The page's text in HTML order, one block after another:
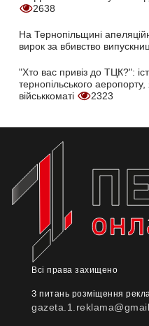
2638
На Тернопільщині
вирок за вбивство
"Хто вас привіз до ТЦК?":
тернопільського
військкоматі
2323
Всі права захищено
З питань розміщення